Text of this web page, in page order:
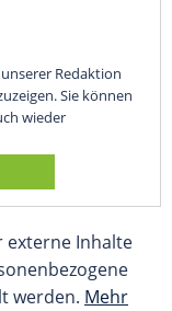
Redaktion
Sie können
wieder
externe Inhalte
werden. Mehr